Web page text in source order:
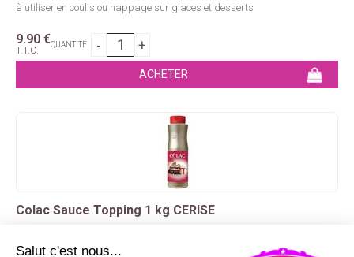
à utiliser en coulis ou nappage sur glaces et desserts
9.90 €
T.T.C. QUANTITÉ
Colac Sauce Topping 1 kg CERISE